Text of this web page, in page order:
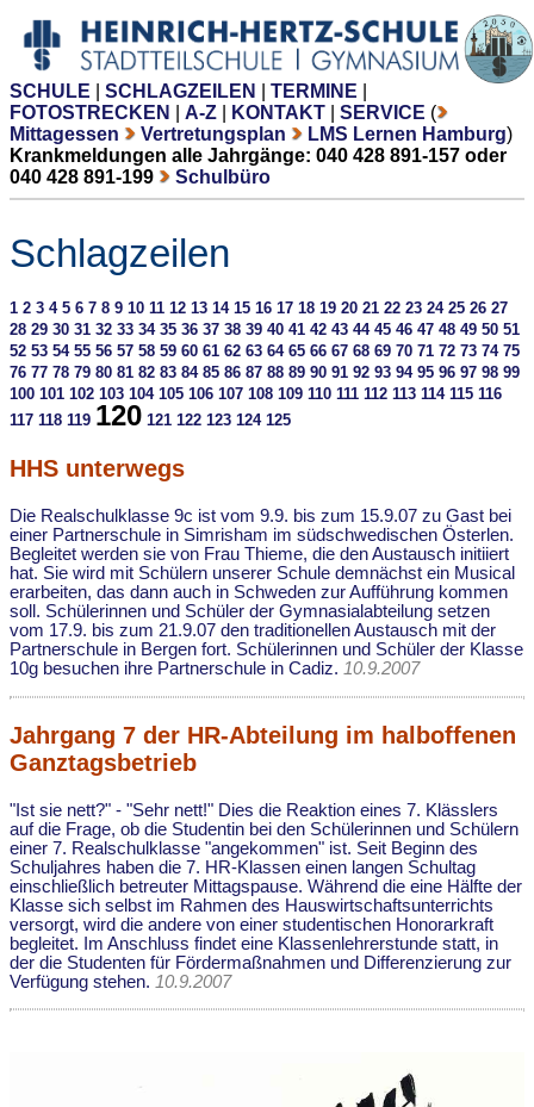
SCHULE SCHLAGZEILEN TERMINE
FOTOSTRECKEN
A-Z KONTAKT SERVICE (
Mittagessen
Vertretungsplan LMS Lernen Hamburg)
Krankmeldungen alle Jahrgänge: 040 428 891-157 oder
040 428 891-199
Schulbüro
Schlagzeilen
1 2 3 4 5 6 7 8 9 10 11 12 13 14 15 16 17 18 19 20 21 22 23 24 25 26 27
28 29 30 31 32 33 34 35 36 37 38 39 40 41 42 43 44 45 46 47 48 49 50 51
52 53 54 55 56 57 58 59 60 61 62 63 64 65 66 67 68 69 70 71 72 73 74 75
76 77 78 79 80 81 82 83 84 85 86 87 88 89 90 91 92 93 94 95 96 97 98 99
100 101 102 103 104 105 106 107 108 109 110 111 112 113 114 115 116
117 118 119 120 121 122 123 124 125
HHS unterwegs
Die Realschulklasse 9c ist vom 9.9. bis zum 15.9.07 zu Gast bei
einer Partnerschule in Simrisham im südschwedischen Österlen.
Begleitet werden sie von Frau Thieme, die den Austausch initiiert
hat. Sie wird mit Schülern unserer Schule demnächst ein Musical
erarbeiten, das dann auch in Schweden zur Aufführung kommen
soll. Schülerinnen und Schüler der Gymnasialabteilung setzen
vom 17.9. bis zum 21.9.07 den traditionellen Austausch mit der
Partnerschule in Bergen fort. Schülerinnen und Schüler der Klasse
10g besuchen ihre Partnerschule in Cadiz. 10.9.2007
Jahrgang 7 der HR-Abteilung im halboffenen
Ganztagsbetrieb
"Ist sie nett?" - "Sehr nett!" Dies die Reaktion eines 7. Klässlers
auf die Frage, ob die Studentin bei den Schülerinnen und Schülern
einer 7. Realschulklasse "angekommen" ist. Seit Beginn des
Schuljahres haben die 7. HR-Klassen einen langen Schultag
einschließlich betreuter Mittagspause. Während die eine Hälfte der
Klasse sich selbst im Rahmen des Hauswirtschaftsunterrichts
versorgt, wird die andere von einer studentischen Honorarkraft
begleitet. Im Anschluss findet eine Klassenlehrerstunde statt, in
der die Studenten für Fördermaßnahmen und Differenzierung zur
Verfügung stehen. 10.9.2007